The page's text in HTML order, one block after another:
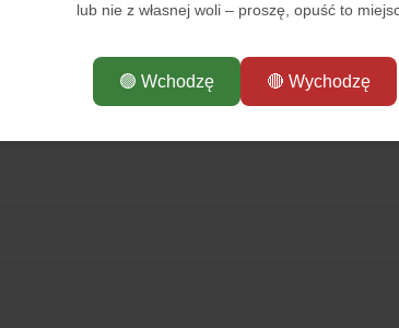
wdzięczności na rzeczy lub przysługi na stronie
przez Ciebie musi się zarejestrować
wynosić 500 lub więcej
przez Ciebie użytkowników musi wynosić 100
lub nie z własnej woli – proszę, opuść to
🟢 Wchodzę 🔴 Wychodzę